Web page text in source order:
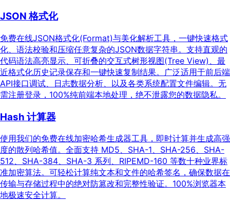
JSON 格式化
免费在线JSON格式化(Format)与美化解析工具，一键快速格式
化、语法校验和压缩任意复杂的JSON数据字符串。支持直观的
代码语法高亮显示、可折叠的交互式树形视图(Tree View)、最
近格式化历史记录保存和一键快速复制结果。广泛适用于前后端
API接口调试、日志数据分析、以及各类系统配置文件编辑。无
需注册登录，100%纯前端本地处理，绝不泄露您的数据隐私。
Hash 计算器
使用我们的免费在线加密哈希生成器工具，即时计算并生成高强
度的散列哈希值。全面支持 MD5、SHA-1、SHA-256、SHA-
512、SHA-384、SHA-3 系列、RIPEMD-160 等数十种业界标
准加密算法。可轻松计算纯文本和文件的哈希签名，确保数据在
传输与存储过程中的绝对防篡改和完整性验证。100%浏览器本
地极速安全计算。